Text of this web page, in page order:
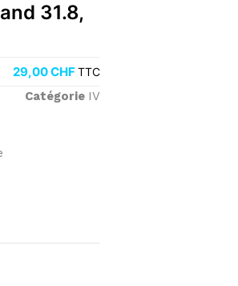
31.8,
29,00CHFTTC
Catégorie IV